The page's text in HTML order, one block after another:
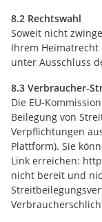
8.2 Rechtswahl
Soweit nicht
Ihrem Heimatrecht
unter Ausschluss
8.3 Verbraucher-
Die EU-
Beilegung von
Verpflichtungen
Plattform). Sie
Link erreichen:
nicht bereit und